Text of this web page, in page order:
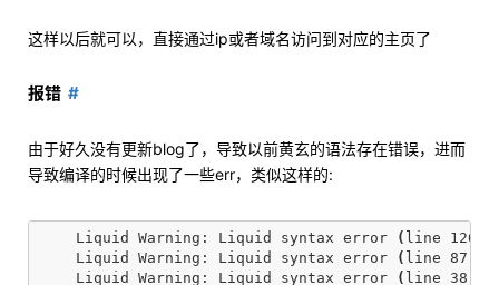
这样以后就可以，直接通过ip或者域名访问到对应的主页了
报错
由于好久没有更新blog了，导致以前黄玄的语法存在错误，进而
导致编译的时候出现了一些err，类似这样的:
    Liquid Warning: Liquid syntax error
( line 126
    Liquid Warning: Liquid syntax error
( line 87
    Liquid Warning: Liquid syntax error
( line 38